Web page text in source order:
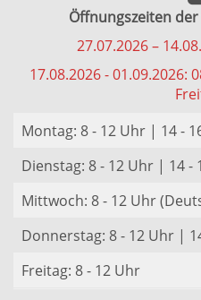
Öffnungszeiten
27.07.2026 –
17.08.2026 - 01.09.2026:
Montag: 8 - 12 Uhr | 14 -
Dienstag: 8 - 12 Uhr | 14 -
Mittwoch: 8 - 12 Uhr
Donnerstag: 8 - 12 Uhr |
Freitag: 8 - 12 Uhr